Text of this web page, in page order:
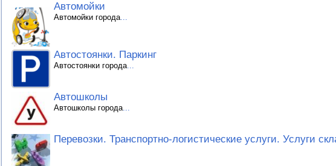
Автомойки
Автомойки города...
Автостоянки. Паркинг
Автостоянки города...
Автошколы
Автошколы города...
Перевозки. Транспортно-логистические услуги. Услуги